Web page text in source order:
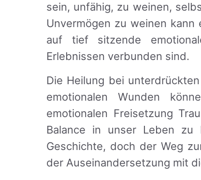
sein, unfähig, zu weinen,
Unvermögen zu weinen
auf tief sitzende
Erlebnissen verbunden sind.
Die Heilung bei
emotionalen Wunden
emotionalen Freisetzung
Balance in unser Leben
Geschichte, doch der Weg
der Auseinandersetzung mit